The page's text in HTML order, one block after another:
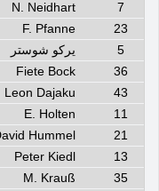
7
N. Neidhart
23
F. Pfanne
5
يركو شوستر
36
Fiete Bock
43
Leon Dajaku
11
E. Holten
21
Hummel
13
Peter Kiedl
35
M. Krauß